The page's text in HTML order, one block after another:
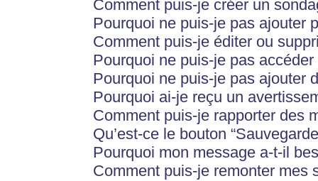
Comment puis-je créer un
Pourquoi ne puis-je pas ajouter
Comment puis-je éditer ou
Pourquoi ne puis-je pas
Pourquoi ne puis-je pas ajouter
Pourquoi ai-je reçu un
Comment puis-je rapporter des
Qu’est-ce le bouton
Pourquoi mon message a-t-il
Comment puis-je remonter mes